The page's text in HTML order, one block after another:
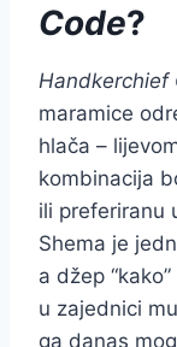
Code?
Handkerchief
maramice
hlača –
kombinacija
ili preferiranu
Shema je
a džep
u zajednici
ga danas